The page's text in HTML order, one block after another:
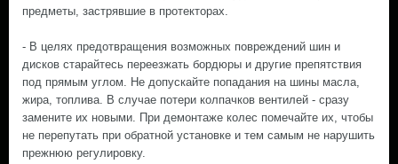
предметы, застрявшие в протекторах.
- В целях предотвращения возможных повреждений шин и
дисков старайтесь переезжать бордюры и другие препятствия
под прямым углом. Не допускайте попадания на шины масла,
жира, топлива. В случае потери колпачков вентилей - сразу
замените их новыми. При демонтаже колес помечайте их, чтобы
не перепутать при обратной установке и тем самым не нарушить
прежнюю регулировку.